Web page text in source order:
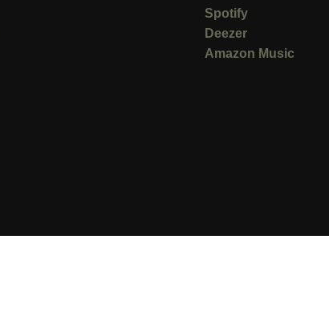
Spotify
Deezer
Amazon Music